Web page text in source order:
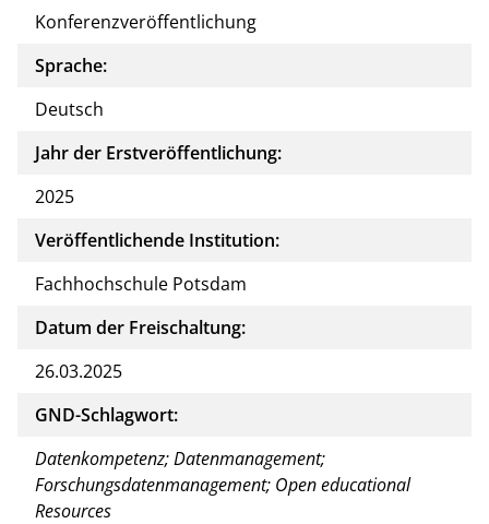
Konferenzveröffentlichung
Sprache:
Deutsch
Jahr der Erstveröffentlichung:
2025
Veröffentlichende Institution:
Fachhochschule Potsdam
Datum der Freischaltung:
26.03.2025
GND-Schlagwort:
Datenkompetenz; Datenmanagement;
Forschungsdatenmanagement; Open educational
Resources